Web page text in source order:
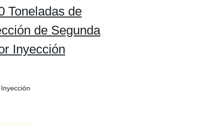
Toneladas de
de Segunda
Inyección